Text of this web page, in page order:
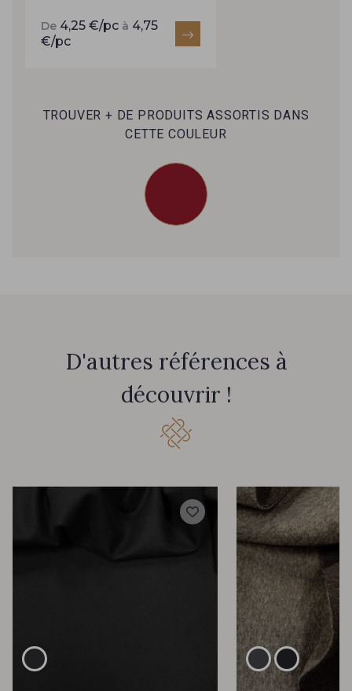
18 - Ivoire clair
De 4,25 €/pc à 4,75
€/pc
TROUVER + DE PRODUITS ASSORTIS DANS
CETTE COULEUR
D'autres références à
découvrir !